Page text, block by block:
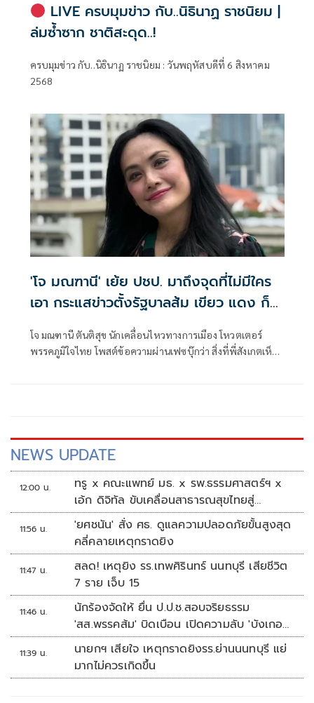
LIVE ครบมุมข่าว กับ..นิธินาฏ ราชนิยม |
ล่มซ้ำซาก ชาติสะดุด..!
ครบมุมข่าว กับ..นิธินาฏ ราชนิยม : วันพฤหัสบดีที่ 6 สิงหาคม
2568
'โจ มณฑานี' เย้ย ปชป. มาถึงจุดที่ไม่มีใคร
เอา กระแสข่าวตั้งรัฐบาลส้ม เขียว แดง ก็
โจ มณฑานี ตันติสุข นักเคลื่อนไหวทางการเมือง โหวตเตอร์
พรรคภูมิใจไทย โพสต์ข้อความผ่านเฟซบุ๊กว่า สิ่งที่พี่สังเกตเห็น
NEWS UPDATE
12:00 น.
ทรู x คณะแพทย์ มธ. x รพ.ธรรมศาสตร์ฯ x
เอ้ก ดิจิทัล ขับเคลื่อนสาธารณสุขไทยสู่
Healthcare AI
11:56 น.
'ยศชนัน' สั่ง ศธ. ดูแลความปลอดภัยขั้นสูงสุด
คลี่คลายเหตุกราดยิง
11:47 น.
สลด! เหตุยิง รร.เทพศิรินทร์ นนทบุรี เสียชีวิต
7 ราย เจ็บ 15
11:46 น.
นักร้องจัดให้ ยื่น ป.ป.ช.สอบจริยธรรม
'สส.พรรคส้ม' บิดเบือน เปิดความลับ 'บังเกอร์
ทหาร'
11:39 น.
นายกฯ เสียใจ เหตุกราดยิงรร.ย่านนนทบุรี แย่
มากไม่ควรเกิดขึ้น